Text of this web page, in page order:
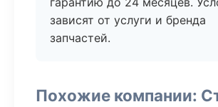
зависят от услуги и бренда
запчастей.
Похожие компании: